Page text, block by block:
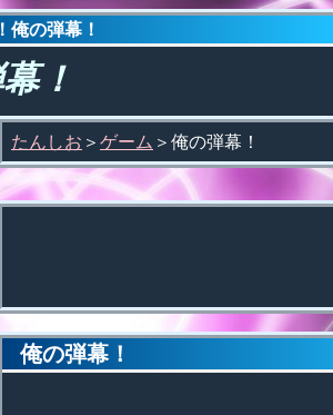
俺の弾幕！
！
たんしお ＞ ゲーム ＞俺の弾幕！
俺の弾幕！